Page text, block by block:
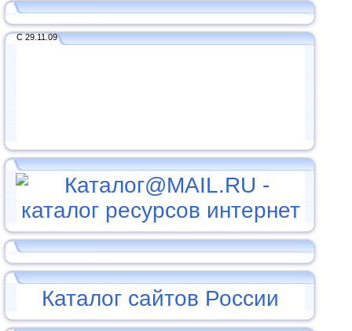
С 29.11.09
Каталог сайтов России